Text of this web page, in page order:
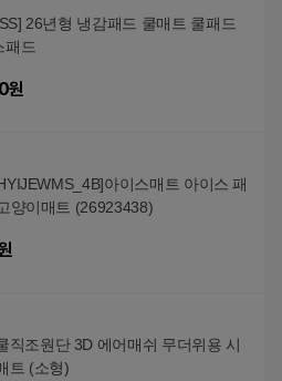
26년형 냉감패드 쿨매트 쿨패드
패드
원
아이스매트 아이스 패
양이매트 (26923438)
직조원단 3D 에어매쉬 무더위용 시
트 (소형)